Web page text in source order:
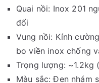
Quai nồi: Inox 201
đối
Vung nồi: Kính
bo viền inox chống
Trọng lượng: ~1.2kg
Màu sắc: Đen nhám